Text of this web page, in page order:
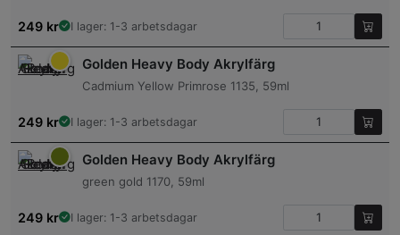
249 kr I lager: 1-3 arbetsdagar
Golden Heavy Body Akrylfärg
Cadmium Yellow Primrose 1135, 59ml
249 kr I lager: 1-3 arbetsdagar
Golden Heavy Body Akrylfärg
green gold 1170, 59ml
249 kr I lager: 1-3 arbetsdagar